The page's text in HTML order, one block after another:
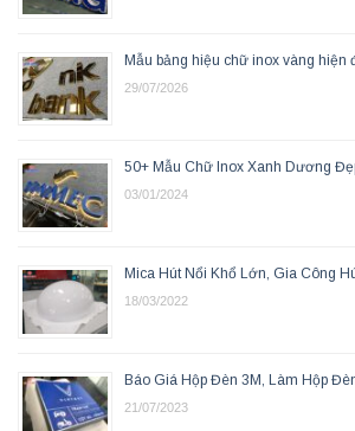
Mẫu bảng hiệu chữ inox vàng hiện
29/07/2026
50+ Mẫu Chữ Inox Xanh Dương
03/01/2024
Mica Hút Nổi Khổ Lớn, Gia Công
18/03/2022
Báo Giá Hộp Đèn 3M, Làm Hộp
21/07/2023